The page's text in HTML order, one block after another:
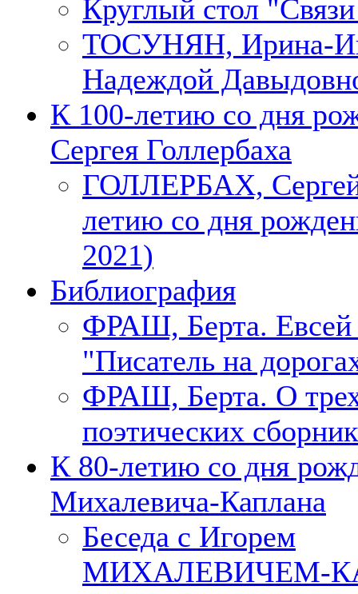
Круглый стол
ТОСУНЯН, Ирина-
Надеждой
К 100-летию со дня
Сергея Голлербаха
ГОЛЛЕРБАХ,
летию со дня
2021)
Библиография
ФРАШ, Берта.
"Писатель на
ФРАШ, Берта. О
поэтических
К 80-летию со дня
Михалевича-Каплана
Беседа с Игорем
МИХАЛЕВИЧЕМ-